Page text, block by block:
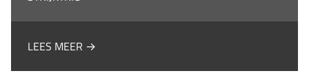
LEES MEER →